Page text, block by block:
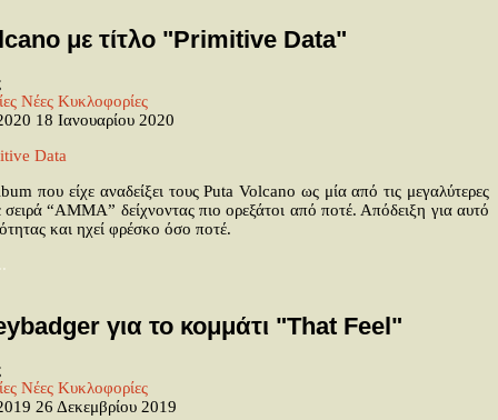
με τίτλο "Primitive Data"
Νέες Κυκλοφορίες
18 Ιανουαρίου 2020
που είχε αναδείξει τους Puta Volcano ως μία από τις μεγαλύτερες
“AMMA” δείχνοντας πιο ορεξάτοι από ποτέ. Απόδειξη για αυτό
και ηχεί φρέσκο όσο ποτέ.
για το κομμάτι "That Feel"
Νέες Κυκλοφορίες
26 Δεκεμβρίου 2019